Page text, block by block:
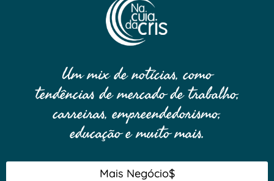
Um mix de notícias, como
tendências de mercado de trabalho,
carreiras, empreendedorismo,
educação e muito mais.
Mais Negócio$